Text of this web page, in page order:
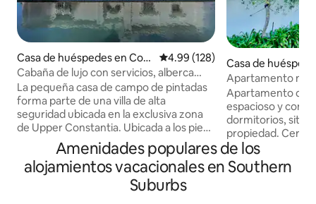
Casa de huéspedes en Con
stantia
Calificación promedio: 4.99 de
4.99 (128)
Cabaña de lujo con servicios, alberca
climatizada, en Cecelia Forest
La pequeña casa de campo de pintadas
forma parte de una villa de alta
seguridad ubicada en la exclusiva zona
de Upper Constantia. Ubicada a los pies
de las densamente boscosas laderas
orientales de la montaña de la Mesa, la
propiedad está medio rodeada por el
Cinturón Verde, frente al bosque de
Cecelia y a menos de 2 km del
Casa de
tantia
Apartamento
preciosas vistas.
Apartamento de
espacioso y con
dormitorios,
propiedad. Cerca
Constantia,
centros
ciclismo de
Amenidades populares de los
alojamientos vacacionales en Southern
Suburbs